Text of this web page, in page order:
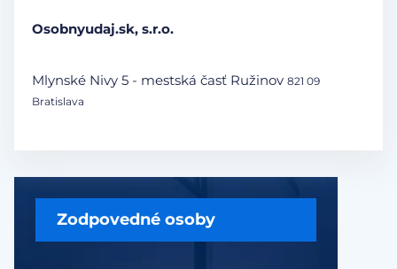
Zodpovedné osoby
Osobnyudaj.sk, s.r.o.
Mlynské Nivy 5 - mestská časť Ružinov 821 09
Bratislava